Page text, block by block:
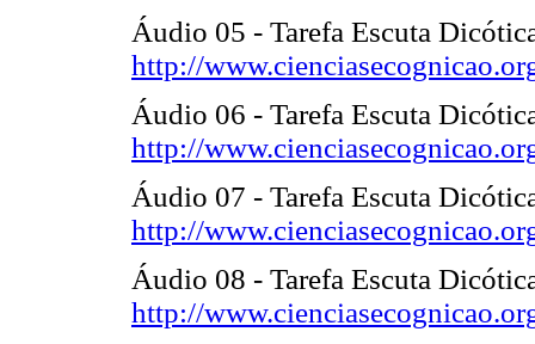
Áudio 05 - Tarefa Escuta
http://
Áudio 06 - Tarefa Escuta
http://
Áudio 07 - Tarefa Escuta
http://
Áudio 08 - Tarefa Escuta
http://